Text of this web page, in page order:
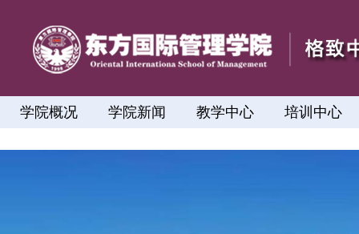
学院概况 学院新闻 教学中心 培训中心